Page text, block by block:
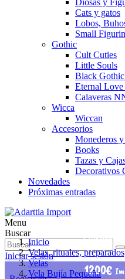
Diosas y
Cats y gatos
Lobos,
Small
Gothic
Cult Cuties
Little Souls
Black
Eternal Love
Calaveras
Wicca
Wiccan
Accesorios
Monederos
Books
Tazas y
Decorativos
Novedades
Próximas entradas
Menu
Buscar
Iniciar sesión
Pedido
Portes
1200€
Inicio
Velas, rituales,
Velas
Vela Bujía Pequeña